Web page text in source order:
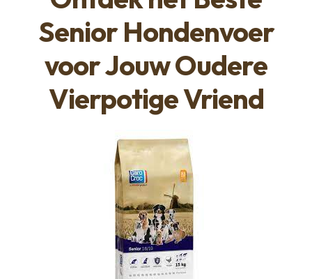
Senior Hondenvoer
voor Jouw Oudere
Vierpotige Vriend